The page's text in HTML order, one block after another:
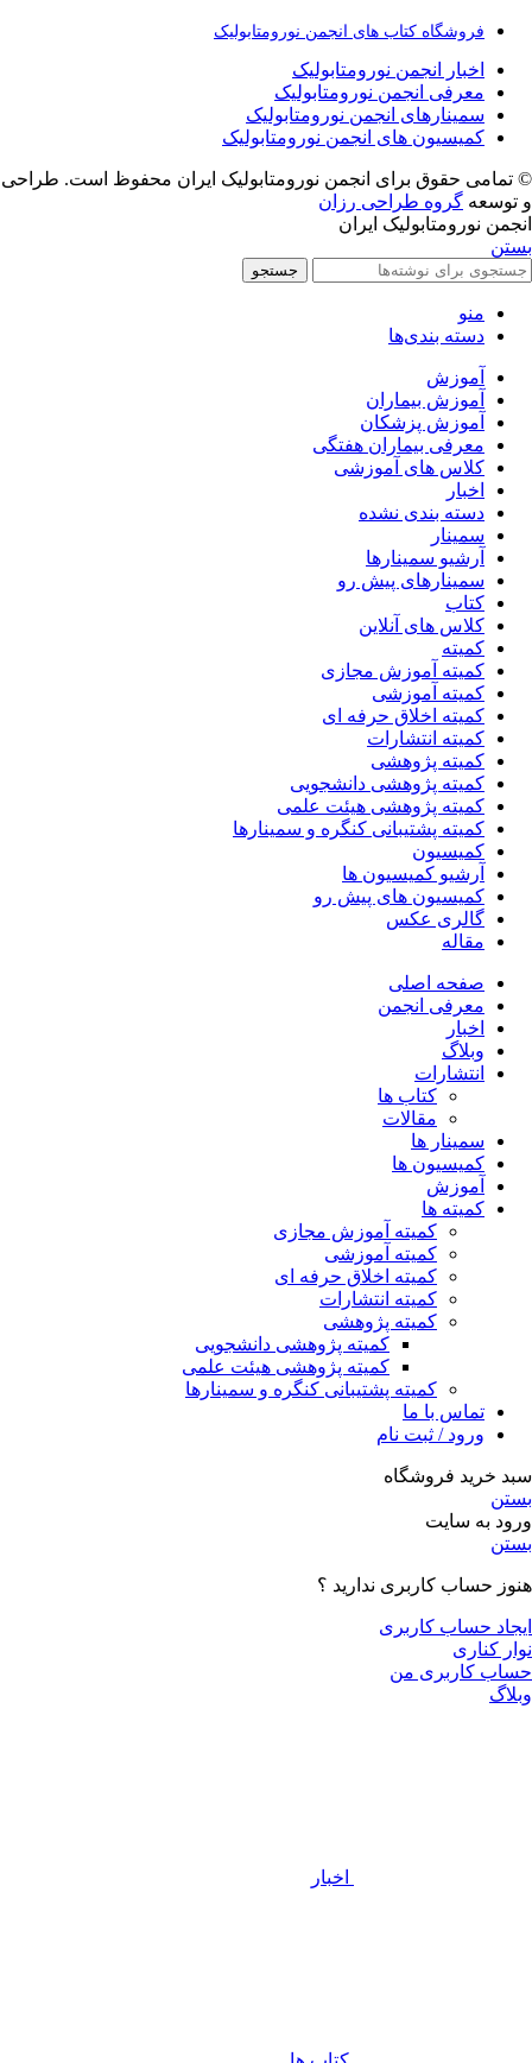
فروشگاه کتاب های انجمن نورومتابولیک
اخبار انجمن نورومتابولیک
معرفی انجمن نورومتابولیک
سمینارهای انجمن نورومتابولیک
کمیسیون های انجمن نورومتابولیک
© تمامی حقوق برای انجمن نورومتابولیک ایران محفوظ است. طراحی
و توسعه گروه طراحی رزان
انجمن نورومتابولیک ایران
بستن
جستجو
منو
دسته بندی‌ها
آموزش
آموزش بیماران
آموزش پزشکان
معرفی بیماران هفتگی
کلاس های آموزشی
اخبار
دسته بندی نشده
سمینار
آرشیو سمینارها
سمینارهای پیش رو
کتاب
کلاس های آنلاین
کمیته
کمیته آموزش مجازی
کمیته آموزشی
کمیته اخلاق حرفه ای
کمیته انتشارات
کمیته پژوهشی
کمیته پژوهشی دانشجویی
کمیته پژوهشی هیئت علمی
کمیته پشتیبانی کنگره و سمینارها
کمیسیون
آرشیو کمیسیون ها
کمیسیون های پیش رو
گالری عکس
مقاله
صفحه اصلی
معرفی انجمن
اخبار
وبلاگ
انتشارات
کتاب ها
مقالات
سمینار ها
کمیسیون ها
آموزش
کمیته ها
کمیته آموزش مجازی
کمیته آموزشی
کمیته اخلاق حرفه ای
کمیته انتشارات
کمیته پژوهشی
کمیته پژوهشی دانشجویی
کمیته پژوهشی هیئت علمی
کمیته پشتیبانی کنگره و سمینارها
تماس با ما
ورود / ثبت نام
سبد خرید فروشگاه
بستن
ورود به سایت
بستن
هنوز حساب کاربری ندارید ؟
ایجاد حساب کاربری
نوار کناری
حساب کاربری من
وبلاگ
اخبار